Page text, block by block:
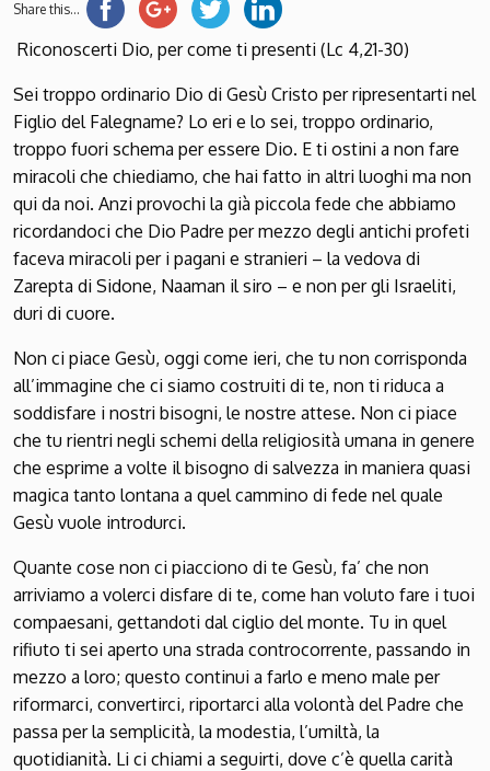
Share this...
Riconoscerti Dio, per come ti presenti (Lc 4,21-30)
Sei troppo ordinario Dio di Gesù Cristo per ripresentarti nel
Figlio del Falegname? Lo eri e lo sei, troppo ordinario,
troppo fuori schema per essere Dio. E ti ostini a non fare
miracoli che chiediamo, che hai fatto in altri luoghi ma non
qui da noi. Anzi provochi la già piccola fede che abbiamo
ricordandoci che Dio Padre per mezzo degli antichi profeti
faceva miracoli per i pagani e stranieri – la vedova di
Zarepta di Sidone, Naaman il siro – e non per gli Israeliti,
duri di cuore.
Non ci piace Gesù, oggi come ieri, che tu non corrisponda
all’immagine che ci siamo costruiti di te, non ti riduca a
soddisfare i nostri bisogni, le nostre attese. Non ci piace
che tu rientri negli schemi della religiosità umana in genere
che esprime a volte il bisogno di salvezza in maniera quasi
magica tanto lontana a quel cammino di fede nel quale
Gesù vuole introdurci.
Quante cose non ci piacciono di te Gesù, fa’ che non
arriviamo a volerci disfare di te, come han voluto fare i tuoi
compaesani, gettandoti dal ciglio del monte. Tu in quel
rifiuto ti sei aperto una strada controcorrente, passando in
mezzo a loro; questo continui a farlo e meno male per
riformarci, convertirci, riportarci alla volontà del Padre che
passa per la semplicità, la modestia, l’umiltà, la
quotidianità. Li ci chiami a seguirti, dove c’è quella carità